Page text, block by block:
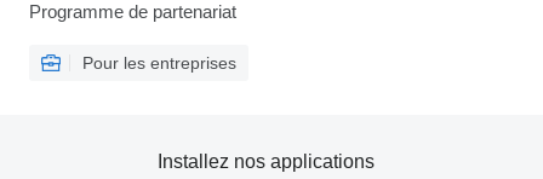
Programme de partenariat
Pour les entreprises
Installez nos applications